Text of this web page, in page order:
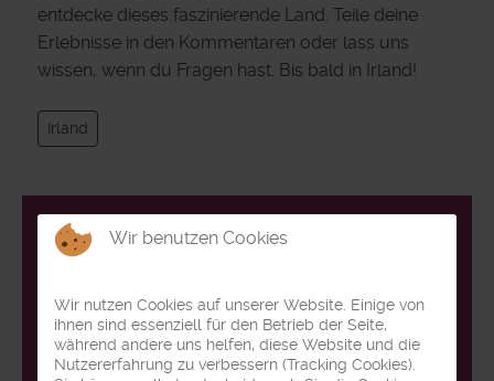
entdecke dieses faszinierende Land. Teile deine
Erlebnisse in den Kommentaren oder lass uns
wissen, wenn du Fragen hast. Bis bald in Irland!
Irland
Wir benutzen Cookies
Wir nutzen Cookies auf unserer Website. Einige von
ihnen sind essenziell für den Betrieb der Seite,
während andere uns helfen, diese Website und die
Nutzererfahrung zu verbessern (Tracking Cookies).